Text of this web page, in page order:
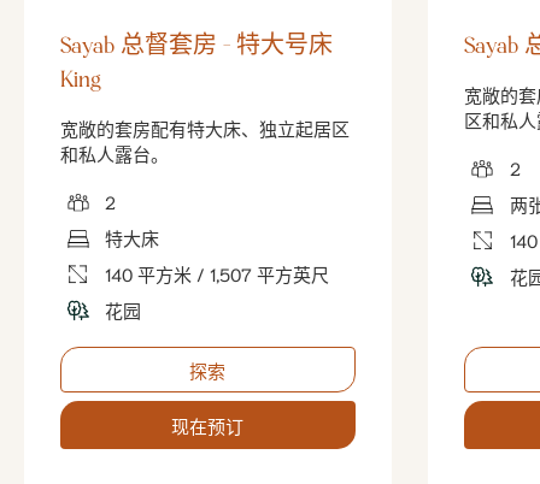
Sayab 总督套房 - 特大号床
King
宽敞的套房配有特大床、独立起居区
和私人露台。
2
特大床
140 平方米 / 1,507 平方英尺
花园
探索
现在预订
Sayab
宽敞的
区和私
2
两
花